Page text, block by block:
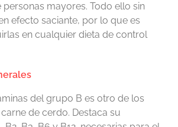
mayores. Todo ello sin
efecto saciante, por lo que es
en cualquier dieta de control
del grupo B es otro de los
de cerdo. Destaca su